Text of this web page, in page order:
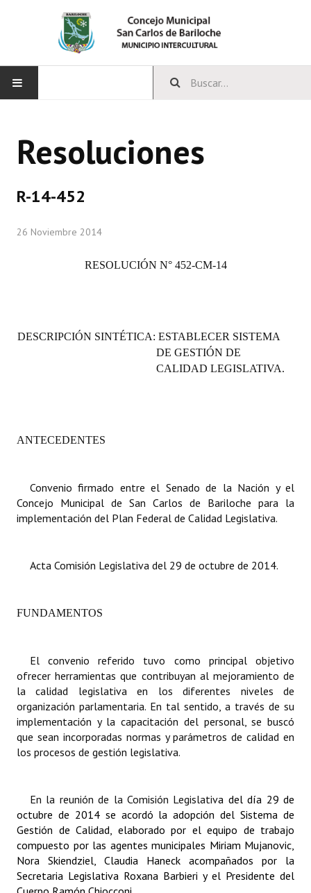
CONCEJO
Comisiones Especiales
Carta Orgánica 2007
Digesto
DOCUMENTOS
Actas de Sesión
Informes de Unidad Coordinadora
Ejecución Presupuestaria
NORMATIVA
Comunicaciones
Declaraciones
Resoluciones
Resoluciones
R-14-452
26 Noviembre 2014
RESOLUCIÓN N° 452-CM-14
DESCRIPCIÓN SINTÉTICA: ESTABLECER SISTEMA
DE GESTIÓN DE
CALIDAD LEGISLATIVA.
ANTECEDENTES
Convenio firmado entre el Senado de la Nación y el
Concejo Municipal de San Carlos de Bariloche para la
implementación del Plan Federal de Calidad Legislativa.
Acta Comisión Legislativa del 29 de octubre de 2014.
FUNDAMENTOS
El convenio referido tuvo como principal objetivo
ofrecer herramientas que contribuyan al mejoramiento de
la calidad legislativa en los diferentes niveles de
organización parlamentaria. En tal sentido, a través de su
implementación y la capacitación del personal, se buscó
que sean incorporadas normas y parámetros de calidad en
los procesos de gestión legislativa.
En la reunión de la Comisión Legislativa del día 29 de
octubre de 2014 se acordó la adopción del Sistema de
Gestión de Calidad, elaborado por el equipo de trabajo
compuesto por las agentes municipales Miriam Mujanovic,
Nora Skiendziel, Claudia Haneck acompañados por la
Secretaria Legislativa Roxana Barbieri y el Presidente del